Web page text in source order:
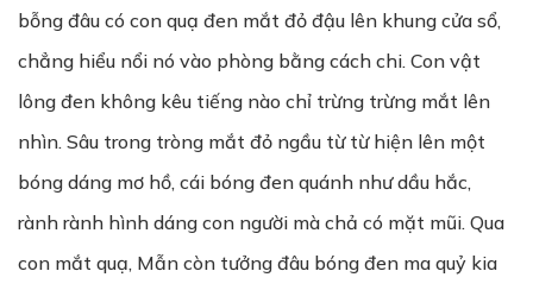
bỗng đâu có con quạ đen mắt đỏ đậu lên khung cửa sổ,
chẳng hiểu nổi nó vào phòng bằng cách chi. Con vật
lông đen không kêu tiếng nào chỉ trừng trừng mắt lên
nhìn. Sâu trong tròng mắt đỏ ngầu từ từ hiện lên một
bóng dáng mơ hồ, cái bóng đen quánh như dầu hắc,
rành rành hình dáng con người mà chả có mặt mũi. Qua
con mắt quạ, Mẫn còn tưởng đâu bóng đen ma quỷ kia